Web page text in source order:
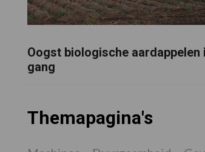
Oogst biologische aardappelen
gang
Themapagina's